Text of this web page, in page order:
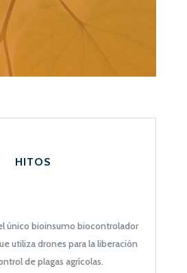
HITOS
único bioinsumo biocontrolador
utiliza drones para la liberación
de plagas agrícolas.